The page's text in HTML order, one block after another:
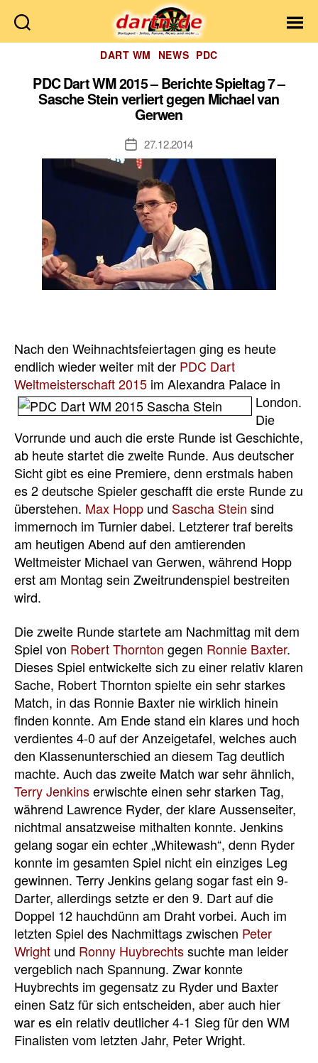
Dartn.de
Kategorien
DART WM NEWS PDC
PDC Dart WM 2015 – Berichte Spieltag 7 –
Sasche Stein verliert gegen Michael van
Gerwen
Veröffentlichungsdatum
27.12.2014
Nach den Weihnachtsfeiertagen ging es heute
endlich wieder weiter mit der PDC Dart
Weltmeisterschaft 2015 im Alexandra Palace in
London.
Die
Vorrunde und auch die erste Runde ist Geschichte,
ab heute startet die zweite Runde. Aus deutscher
Sicht gibt es eine Premiere, denn erstmals haben
es 2 deutsche Spieler geschafft die erste Runde zu
überstehen. Max Hopp und Sascha Stein sind
immernoch im Turnier dabei. Letzterer traf bereits
am heutigen Abend auf den amtierenden
Weltmeister Michael van Gerwen, während Hopp
erst am Montag sein Zweitrundenspiel bestreiten
wird.
Die zweite Runde startete am Nachmittag mit dem
Spiel von Robert Thornton gegen Ronnie Baxter.
Dieses Spiel entwickelte sich zu einer relativ klaren
Sache, Robert Thornton spielte ein sehr starkes
Match, in das Ronnie Baxter nie wirklich hinein
finden konnte. Am Ende stand ein klares und hoch
verdientes 4-0 auf der Anzeigetafel, welches auch
den Klassenunterschied an diesem Tag deutlich
machte. Auch das zweite Match war sehr ähnlich,
Terry Jenkinserwischte einen sehr starken Tag,
während Lawrence Ryder, der klare Aussenseiter,
nichtmal ansatzweise mithalten konnte. Jenkins
gelang sogar ein echter „Whitewash“, denn Ryder
konnte im gesamten Spiel nicht ein einziges Leg
gewinnen. Terry Jenkins gelang sogar fast ein 9-
Darter, allerdings setzte er den 9. Dart auf die
Doppel 12 hauchdünn am Draht vorbei. Auch im
letzten Spiel des Nachmittags zwischen Peter
Wright und Ronny Huybrechtssuchte man leider
vergeblich nach Spannung. Zwar konnte
Huybrechts im gegensatz zu Ryder und Baxter
einen Satz für sich entscheiden, aber auch hier
war es ein relativ deutlicher 4-1 Sieg für den WM
Finalisten vom letzten Jahr, Peter Wright.